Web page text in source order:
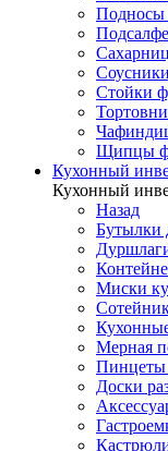
Подносы
Стойки
Щипцы
Кухонный
Кухонный
Назад
Бутылки
Миски
Мерная
Доски